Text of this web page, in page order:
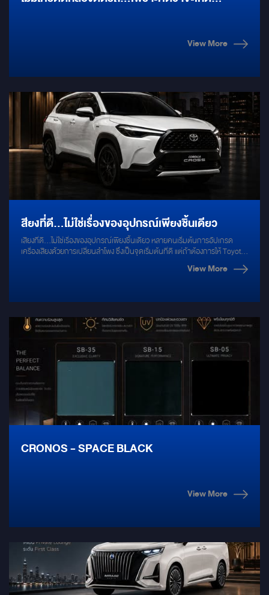
View More
สียงที่ดี…ไม่ใช่เรื่องของอุปกรณ์เพียงชิ้นเดียว
เสียงที่ดี…ไม่ใช่เรื่องของอุปกรณ์เพียงชิ้นเดียว หลายคนเริ่มต้นการอัปเกรด
เครื่องเสียงด้วยการเปลี่ยนลำโพง ซึ่งเป็นจุดเริ่มต้นที่ดี แต่ถ้าต้องการให้ Toyota
Corolla Cross ถ่ายทอดดนตรีได้อย่างเต็มอารมณ์ สิ่งที่สำคัญกว่าคือการ
ออกแบบ “ทั้งระบบ” ให้ทำงานร่วมกันอย่างสมดุล เพราะเครื่องเสียงที่ดี ไม่ได้
Audio เลือกทุกองค์ประกอบให้ทำงานเป็นระบบเดียวกัน
View More
CRONOS - SPACE BLACK
View More